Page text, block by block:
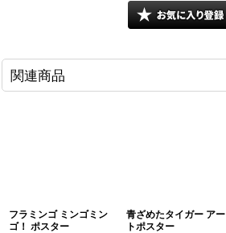
関連商品
フラミンゴ ミンゴミン
ゴ！ ポスター
青ざめたタイガー アー
トポスター